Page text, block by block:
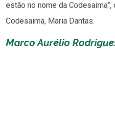
estão no nome da
Codesaima, Maria Dantas.
Marco Aurélio